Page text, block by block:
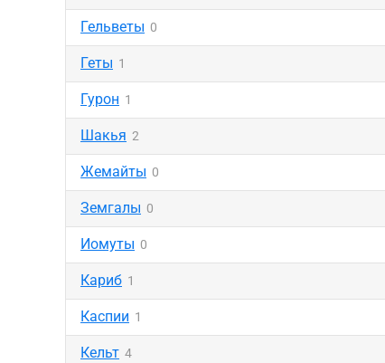
Гельветы 0
Геты 1
Гурон 1
Шакья 2
Жемайты 0
Земгалы 0
Иомуты 0
Кариб 1
Каспии 1
Кельт 4